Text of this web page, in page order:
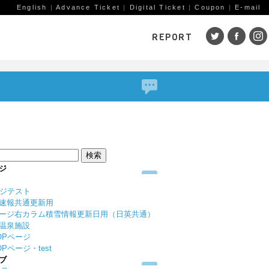
English |Advance Ticket | Digital Ticket |Coupon | E-mail
REPORT
SKI AREAS
五竜・47
野沢温泉
テスト
報共通更新用
ジ右カラム積雪情報更新日用（日英共通）
泉施設
ページ
ページ・test